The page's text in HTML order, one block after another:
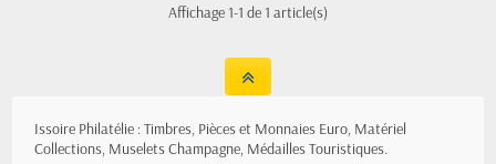
Affichage 1-1 de 1 article(s)
Issoire Philatélie : Timbres, Pièces et Monnaies Euro, Matériel
Collections, Muselets Champagne, Médailles Touristiques.